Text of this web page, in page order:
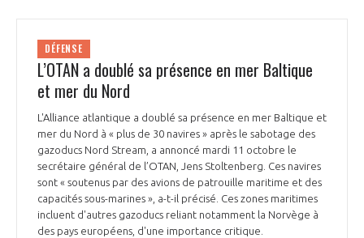
DÉFENSE
L’OTAN a doublé sa présence en mer Baltique
et mer du Nord
L'Alliance atlantique a doublé sa présence en mer Baltique et
mer du Nord à « plus de 30 navires » après le sabotage des
gazoducs Nord Stream, a annoncé mardi 11 octobre le
secrétaire général de l’OTAN, Jens Stoltenberg. Ces navires
sont « soutenus par des avions de patrouille maritime et des
capacités sous-marines », a-t-il précisé. Ces zones maritimes
incluent d'autres gazoducs reliant notamment la Norvège à
des pays européens, d'une importance critique.